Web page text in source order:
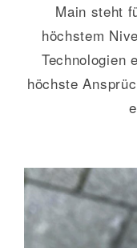
Main steht
höchstem
Technologien
höchste